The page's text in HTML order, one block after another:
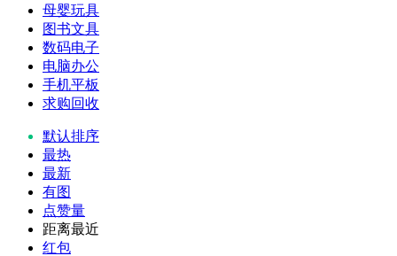
母婴玩具
图书文具
数码电子
电脑办公
手机平板
求购回收
默认排序
最热
最新
有图
点赞量
距离最近
红包